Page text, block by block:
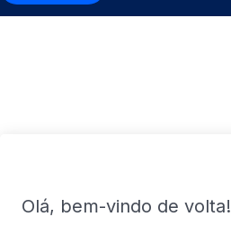
Olá, bem-vindo de volta!